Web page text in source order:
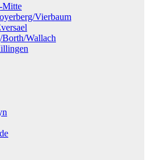
Mitte
Vierbaum
Borth/Wallach